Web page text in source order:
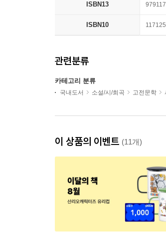
ISBN13
ISBN10
관련분류
카테고리 분류
국내도서 소설/시/희곡 고전문학
이 상품의 이벤트 (11개)